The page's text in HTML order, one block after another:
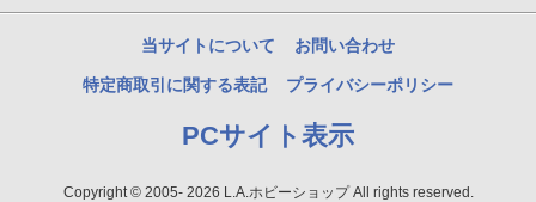
当サイトについて お問い合わせ
特定商取引に関する表記 プライバシーポリシー
PCサイト表示
Copyright © 2005- 2026 L.A.ホビーショップ All rights reserved.